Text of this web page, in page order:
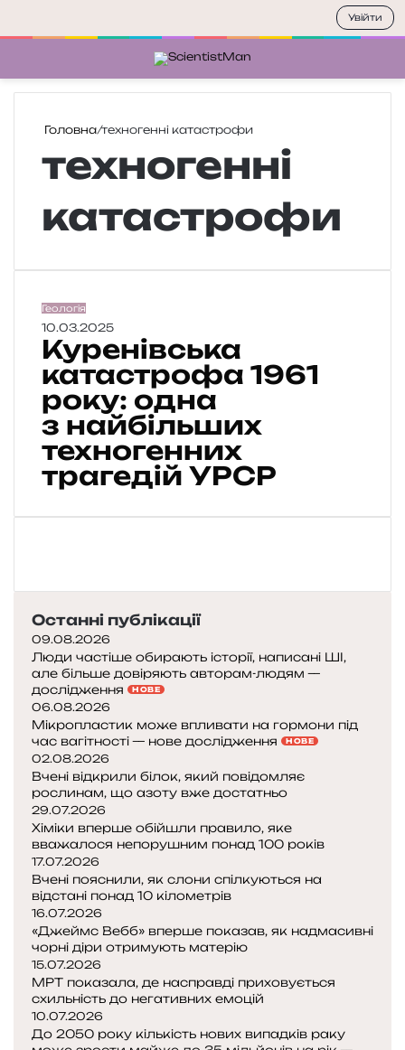
Головна/техногенні катастрофи
техногенні
катастрофи
К
у
н
в
ь
к
к
с
т
о
ф
а
1
9
6
1
р
о
к
у
:
о
д
н
а
з
н
а
й
Геологія
10.03.2025
Куренівська
катастрофа 1961
року: одна
з найбільших
техногенних
трагедій УРСР
Останні публікації
09.08.2026
Люди частіше обирають історії, написані ШІ,
але більше довіряють авторам-людям —
дослідження
НОВЕ
06.08.2026
Мікропластик може впливати на гормони під
час вагітності — нове дослідження
НОВЕ
02.08.2026
Вчені відкрили білок, який повідомляє
рослинам, що азоту вже достатньо
29.07.2026
Хіміки вперше обійшли правило, яке
вважалося непорушним понад 100 років
17.07.2026
Вчені пояснили, як слони спілкуються на
відстані понад 10 кілометрів
16.07.2026
«Джеймс Вебб» вперше показав, як надмасивні
чорні діри отримують матерію
15.07.2026
МРТ показала, де насправді приховується
схильність до негативних емоцій
10.07.2026
До 2050 року кількість нових випадків раку
Увійти